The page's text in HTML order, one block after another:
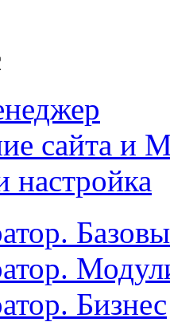
сайта и
настройка
Бизнес